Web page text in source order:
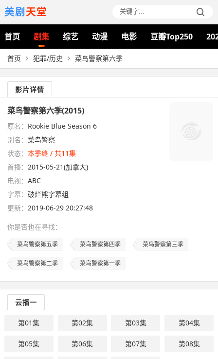
美剧天堂
首页 剧集 综艺 动漫 电影 豆瓣Top250
首页 犯罪/历史 菜鸟警察第六季
影片详情
菜鸟警察第六季(2015)
原名： Rookie Blue Season 6
别名： 菜鸟警察
状态： 本季终 / 共11集
首播： 2015-05-21(加拿大)
电视： ABC
字幕： 破烂熊字幕组
更新： 2019-06-29 20:27:48
你是否也在寻找：
菜鸟警察第五季 菜鸟警察第四季 菜鸟警察第三季
菜鸟警察第二季 菜鸟警察第一季
云播一
第01集 第02集 第03集 第04集
第05集 第06集 第07集 第08集